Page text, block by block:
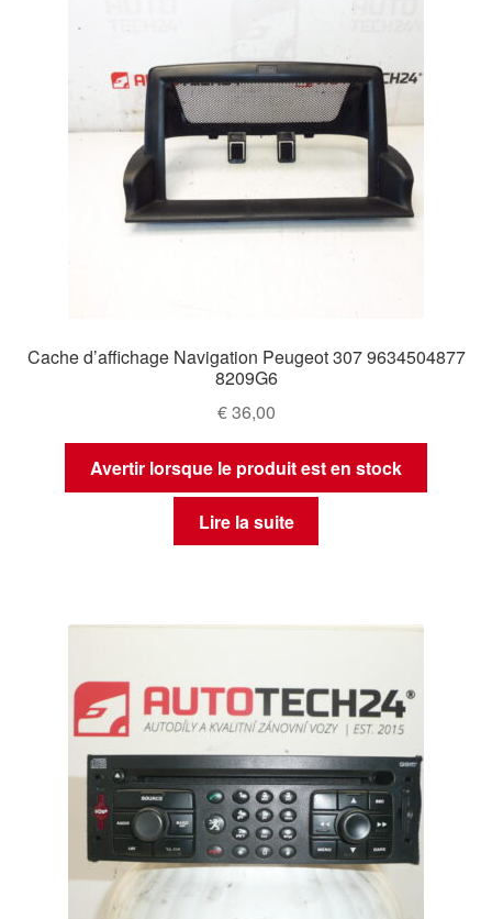
Cache d’affichage Navigation Peugeot 307 9634504877
8209G6
€36,00
Avertir lorsque le produit est en stock
Lire la suite